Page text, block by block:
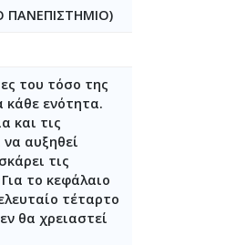
ΠΑΝΕΠΙΣΤΗΜΙΟ)
του τόσο της
κάθε ενότητα.
και τις
αυξηθεί
τις
το κεφάλαιο
τέταρτο
θα χρειαστεί